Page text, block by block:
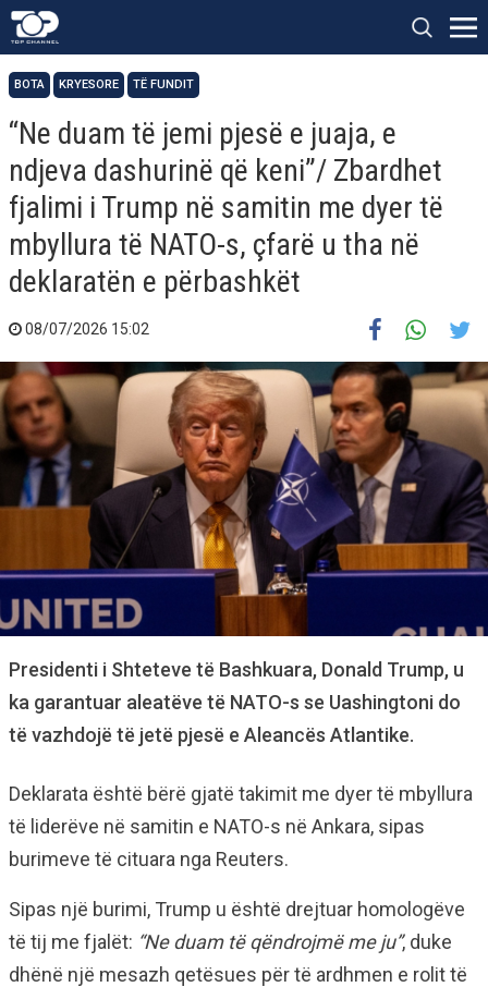
BOTA KRYESORE TË FUNDIT
“Ne duam të jemi pjesë e juaja, e
ndjeva dashurinë që keni”/ Zbardhet
fjalimi i Trump në samitin me dyer të
mbyllura të NATO-s, çfarë u tha në
deklaratën e përbashkët
08/07/2026 15:02
Presidenti i Shteteve të Bashkuara, Donald Trump, u
ka garantuar aleatëve të NATO-s se Uashingtoni do
të vazhdojë të jetë pjesë e Aleancës Atlantike.
Deklarata është bërë gjatë takimit me dyer të mbyllura
të liderëve në samitin e NATO-s në Ankara, sipas
burimeve të cituara nga Reuters.
Sipas një burimi, Trump u është drejtuar homologëve
të tij me fjalët: “Ne duam të qëndrojmë me ju”, duke
dhënë një mesazh qetësues për të ardhmen e rolit të